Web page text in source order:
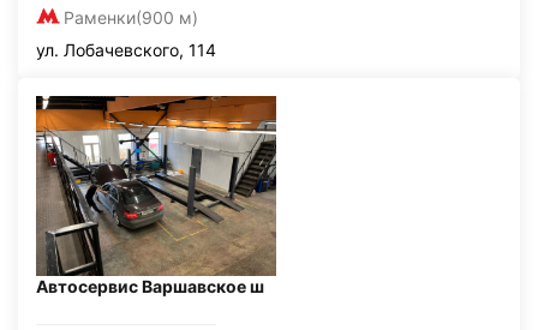
Раменки(900 м)
ул. Лобачевского, 114
Автосервис Варшавское ш